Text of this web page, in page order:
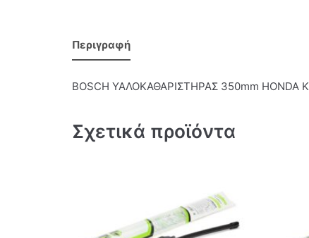
Περιγραφή
BOSCH ΥΑΛΟΚΑΘΑΡΙΣΤΗΡΑΣ 350mm HONDA
Σχετικά προϊόντα